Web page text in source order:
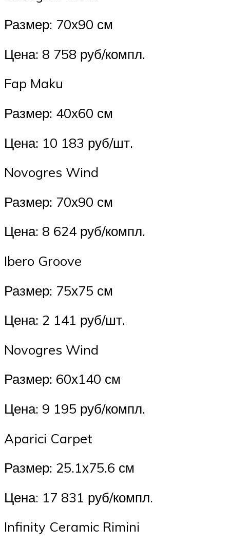
Размер: 70х90 см
Цена: 8 758 руб/компл.
Fap Maku
Размер: 40х60 см
Цена: 10 183 руб/шт.
Novogres Wind
Размер: 70х90 см
Цена: 8 624 руб/компл.
Ibero Groove
Размер: 75х75 см
Цена: 2 141 руб/шт.
Novogres Wind
Размер: 60х140 см
Цена: 9 195 руб/компл.
Aparici Carpet
Размер: 25.1х75.6 см
Цена: 17 831 руб/компл.
Infinity Ceramic Rimini